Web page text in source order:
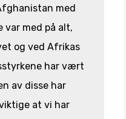
med
var med på alt,
og ved Afrikas
har vært
av disse har
at vi har